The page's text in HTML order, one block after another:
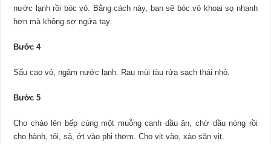
nước lạnh rồi bóc vỏ. Bằng cách này, bạn sẽ bóc vỏ khoai sọ nhanh
hơn mà không sợ ngứa tay.
Bước 4
Sấu cạo vỏ, ngâm nước lạnh. Rau mùi tàu rửa sạch thái nhỏ.
Bước 5
Cho chảo lên bếp cùng một muỗng canh dầu ăn, chờ dầu nóng rồi
cho hành, tỏi, sả, ớt vào phi thơm. Cho vịt vào, xào săn vịt.